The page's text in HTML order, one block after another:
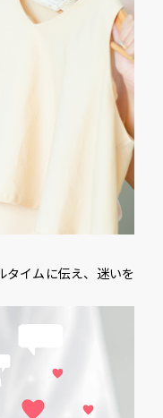
タイムに伝え、迷いを